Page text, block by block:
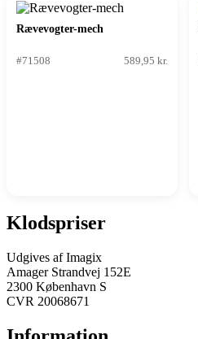
Rævevogter-mech
#71508 589,95 kr.
Klodspriser
Udgives af Imagix
Amager Strandvej 152E
2300 København S
CVR 20068671